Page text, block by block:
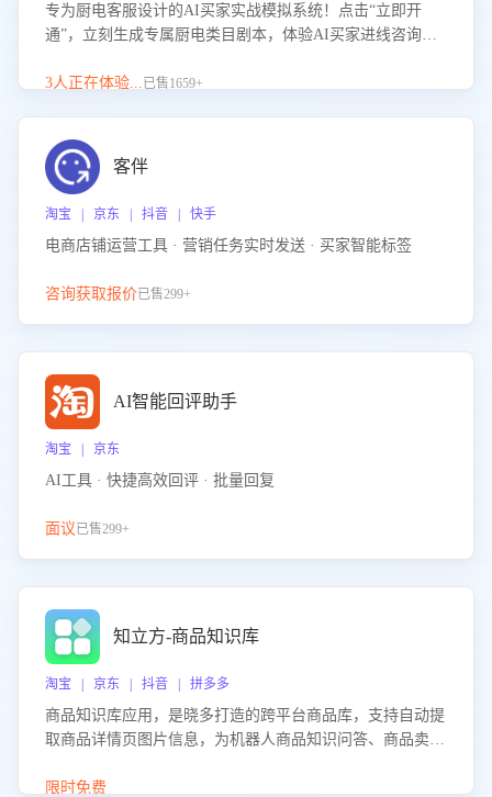
专为厨电客服设计的AI买家实战模拟系统！点击“立即开
通”，立刻生成专属厨电类目剧本，体验AI买家进线咨询真
实场景应对技巧！
3人正在体验...已售1659+
客伴
淘宝 | 京东 | 抖音 | 快手
电商店铺运营工具 · 营销任务实时发送 · 买家智能标签
咨询获取报价已售299+
AI智能回评助手
淘宝 | 京东
AI工具 · 快捷高效回评 · 批量回复
面议已售299+
知立方-商品知识库
淘宝 | 京东 | 抖音 | 拼多多
商品知识库应用，是晓多打造的跨平台商品库，支持自动提
取商品详情页图片信息，为机器人商品知识问答、商品卖点
限时免费